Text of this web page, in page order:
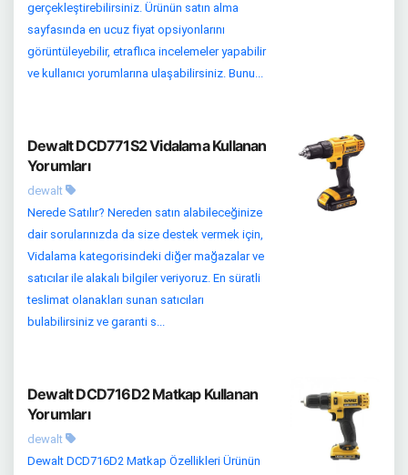
gerçekleştirebilirsiniz. Ürünün satın alma
sayfasında en ucuz fiyat opsiyonlarını
görüntüleyebilir, etraflıca incelemeler yapabilir
ve kullanıcı yorumlarına ulaşabilirsiniz. Bunu...
Dewalt DCD771S2 Vidalama Kullanan
Yorumları
dewalt
Nerede Satılır? Nereden satın alabileceğinize
dair sorularınızda da size destek vermek için,
Vidalama kategorisindeki diğer mağazalar ve
satıcılar ile alakalı bilgiler veriyoruz. En süratli
teslimat olanakları sunan satıcıları
bulabilirsiniz ve garanti s...
Dewalt DCD716D2 Matkap Kullanan
Yorumları
dewalt
Dewalt DCD716D2 Matkap Özellikleri Ürünün